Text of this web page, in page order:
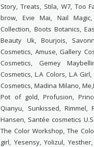
Story, Treats, Stila, W7, Too
brow, Evie Mai, Nail
Collection, Boots Botanics,
Beauty Uk, Bourjois,
Cosmetics, Amuse, Gallery
Cosmetics, Gemey
Cosmetics, L.A Colors, L.A
Cosmetics, Madina Milano,
Pot of gold, Profusion,
Qianyu, Sunkissed, Rimmel,
Hansen, Santée cosmetics
The Color Workshop, The
girl, Yesensy, Yolizul,